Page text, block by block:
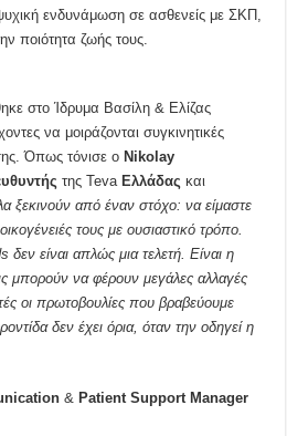
ενδυνάμωση σε ασθενείς με ΣΚΠ,
ποιότητα ζωής τους.
στο Ίδρυμα Βασίλη & Ελίζας
να μοιράζονται συγκινητικές
Όπως τόνισε οNikolay
της TevaΕλλάδας και
ξεκινούν από έναν στόχο: να είμαστε
τους με ουσιαστικό τρόπο.
είναι απλώς μια τελετή. Είναι η
μπορούν να φέρουν μεγάλες αλλαγές
οι πρωτοβουλίες που βραβεύουμε
δεν έχει όρια, όταν την οδηγεί η
&Patient Support Manager